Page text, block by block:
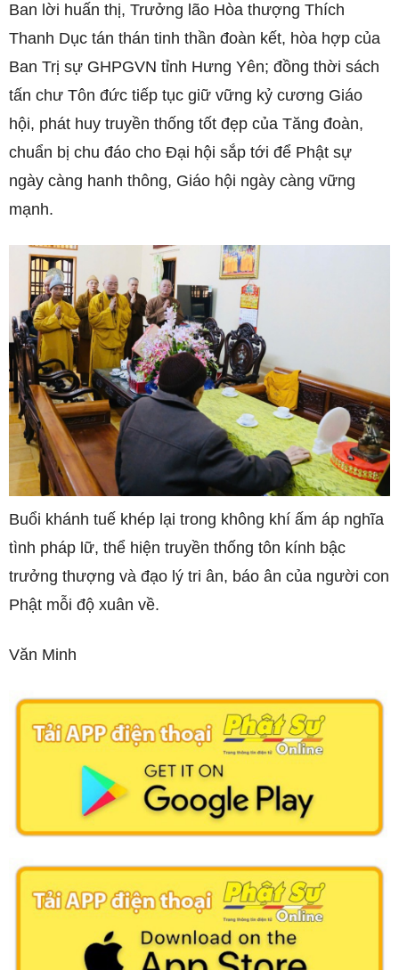
Ban lời huấn thị, Trưởng lão Hòa thượng Thích
Thanh Dục tán thán tinh thần đoàn kết, hòa hợp của
Ban Trị sự GHPGVN tỉnh Hưng Yên; đồng thời sách
tấn chư Tôn đức tiếp tục giữ vững kỷ cương Giáo
hội, phát huy truyền thống tốt đẹp của Tăng đoàn,
chuẩn bị chu đáo cho Đại hội sắp tới để Phật sự
ngày càng hanh thông, Giáo hội ngày càng vững
mạnh.
Buổi khánh tuế khép lại trong không khí ấm áp nghĩa
tình pháp lữ, thể hiện truyền thống tôn kính bậc
trưởng thượng và đạo lý tri ân, báo ân của người con
Phật mỗi độ xuân về.
Văn Minh